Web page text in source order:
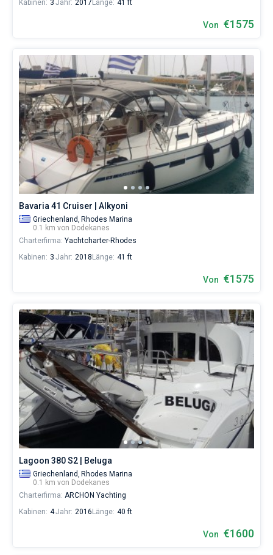
Kabinen: 3 Jahr: 2017 Länge: 41 ft
Von €1575
Bavaria 41 Cruiser | Alkyoni
Griechenland, Rhodes Marina
0.1 km von Dodekanes
Charterfirma: Yachtcharter-Rhodes
Kabinen: 3 Jahr: 2018 Länge: 41 ft
Von €1575
Lagoon 380 S2 | Beluga
Griechenland, Rhodes Marina
0.1 km von Dodekanes
Charterfirma: ARCHON Yachting
Kabinen: 4Jahr: 2016 Länge: 40 ft
Von €1600